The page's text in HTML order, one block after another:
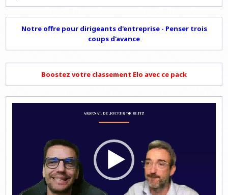
Notre offre pour dirigeants d'entreprise - Penser trois
coups d'avance
Boostez votre classement Elo avec ce pack